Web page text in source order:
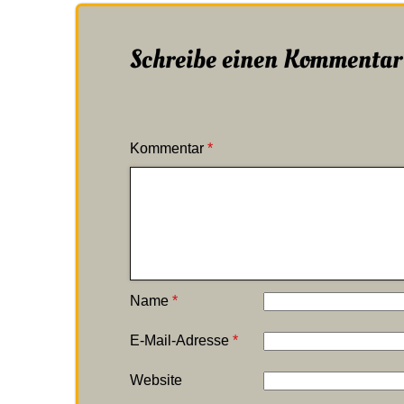
Schreibe einen Kommentar
Kommentar*
Name*
E-Mail-Adresse*
Website